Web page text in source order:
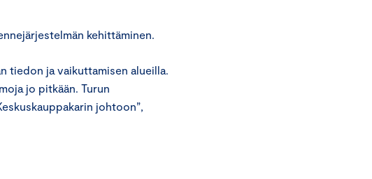
kehittäminen.
tiedon ja vaikuttamisen alueilla.
jo pitkään. Turun
johtoon”,